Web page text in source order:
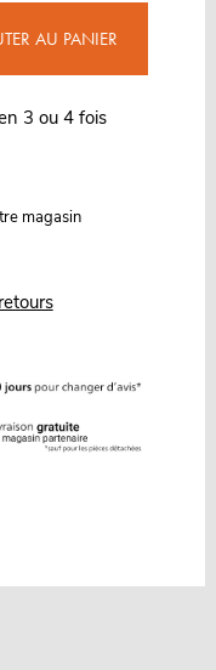
AU PANIER
3 ou 4 fois
magasin